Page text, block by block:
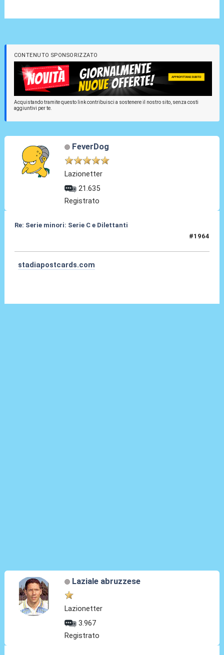
CONTENUTO SPONSORIZZATO
Acquistando tramite questo link contribuisci a sostenere il nostro sito, senza costi
aggiuntivi per te.
FeverDog
Lazionetter
21.635
Registrato
Re: Serie minori: Serie C e Dilettanti
#1964
stadiapostcards.com
Laziale abruzzese
Lazionetter
3.967
Registrato